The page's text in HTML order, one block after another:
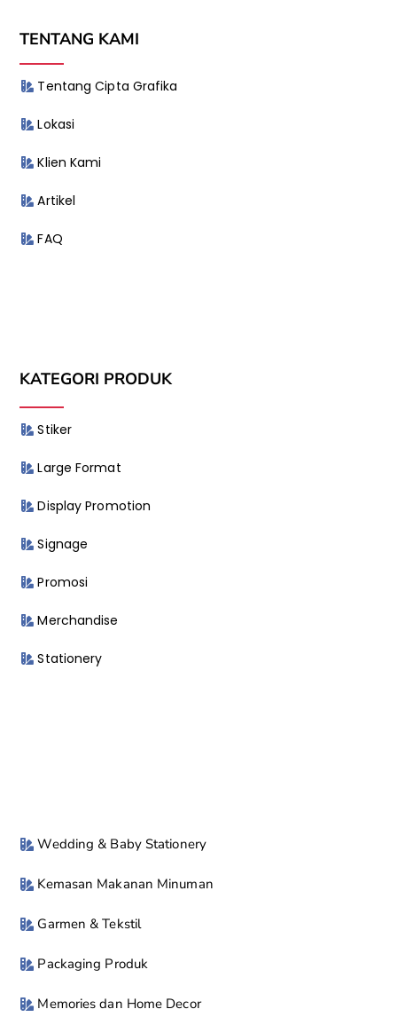
TENTANG KAMI
Tentang Cipta Grafika
Lokasi
Klien Kami
Artikel
FAQ
KATEGORI PRODUK
Stiker
Large Format
Display Promotion
Signage
Promosi
Merchandise
Stationery
Wedding & Baby Stationery
Kemasan Makanan Minuman
Garmen & Tekstil
Packaging Produk
Memories dan Home Decor